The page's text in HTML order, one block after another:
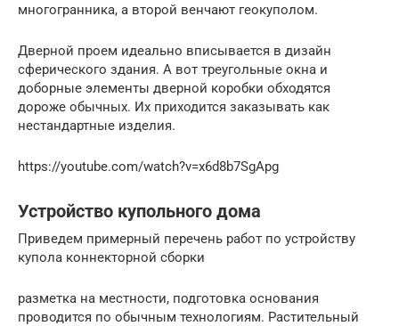
многогранника, а второй венчают геокуполом.
Дверной проем идеально вписывается в дизайн
сферического здания. А вот треугольные окна и
доборные элементы дверной коробки обходятся
дороже обычных. Их приходится заказывать как
нестандартные изделия.
https://youtube.com/watch?v=x6d8b7SgApg
Устройство купольного дома
Приведем примерный перечень работ по устройству
купола коннекторной сборки
разметка на местности, подготовка основания
проводится по обычным технологиям. Растительный